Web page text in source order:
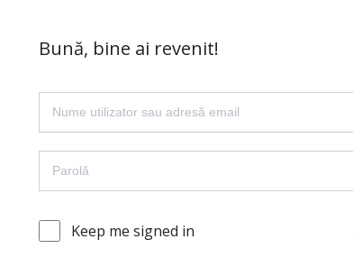
Bună, bine ai revenit!
Keep me signed in